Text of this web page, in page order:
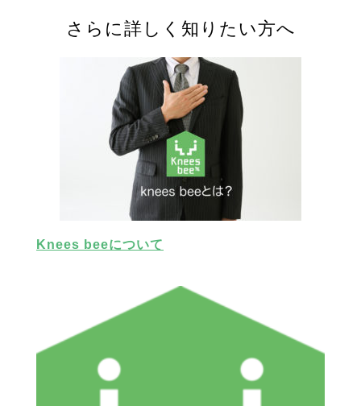
さらに詳しく知りたい方へ
Knees beeについて